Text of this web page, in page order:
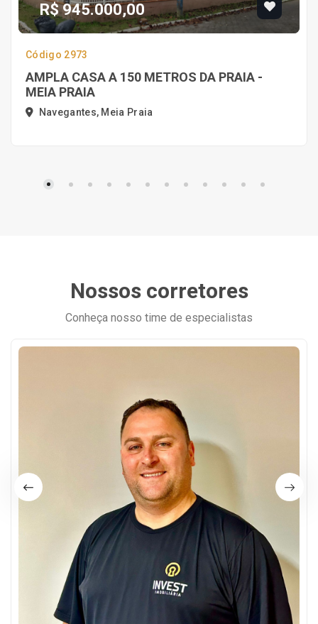
R$ 945.000,00
Código 2973
AMPLA CASA A 150 METROS DA PRAIA -
MEIA PRAIA
Navegantes, Meia Praia
Nossos corretores
Conheça nosso time de especialistas